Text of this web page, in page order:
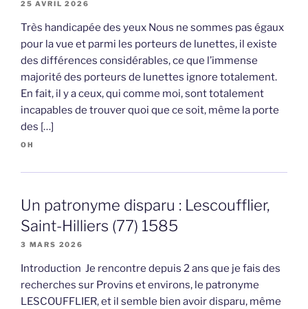
25 AVRIL 2026
Très handicapée des yeux Nous ne sommes pas égaux
pour la vue et parmi les porteurs de lunettes, il existe
des différences considérables, ce que l’immense
majorité des porteurs de lunettes ignore totalement.
En fait, il y a ceux, qui comme moi, sont totalement
incapables de trouver quoi que ce soit, même la porte
des […]
OH
Un patronyme disparu : Lescoufflier,
Saint-Hilliers (77) 1585
3 MARS 2026
Introduction Je rencontre depuis 2 ans que je fais des
recherches sur Provins et environs, le patronyme
LESCOUFFLIER, et il semble bien avoir disparu, même